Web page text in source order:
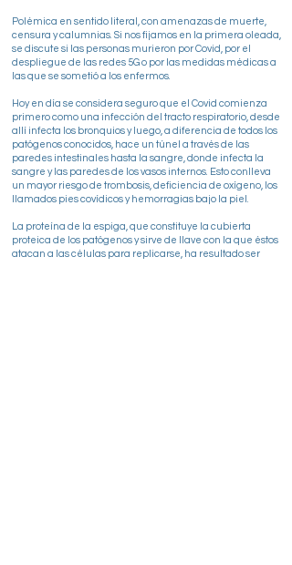
Polémica en sentido literal, con amenazas de muerte,
censura y calumnias. Si nos fijamos en la primera oleada,
se discute si las personas murieron por Covid, por el
despliegue de las redes 5G o por las medidas médicas a
las que se sometió a los enfermos.
Hoy en día se considera seguro que el Covid comienza
primero como una infección del tracto respiratorio, desde
allí infecta los bronquios y luego, a diferencia de todos los
patógenos conocidos, hace un túnel a través de las
paredes intestinales hasta la sangre, donde infecta la
sangre y las paredes de los vasos internos. Esto conlleva
un mayor riesgo de trombosis, deficiencia de oxígeno, los
llamados pies covídicos y hemorragias bajo la piel.
La proteína de la espiga, que constituye la cubierta
proteica de los patógenos y sirve de llave con la que éstos
atacan a las células para replicarse, ha resultado ser